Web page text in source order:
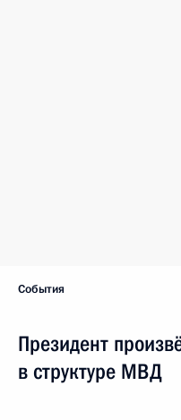
События
Президент
в структуре МВД